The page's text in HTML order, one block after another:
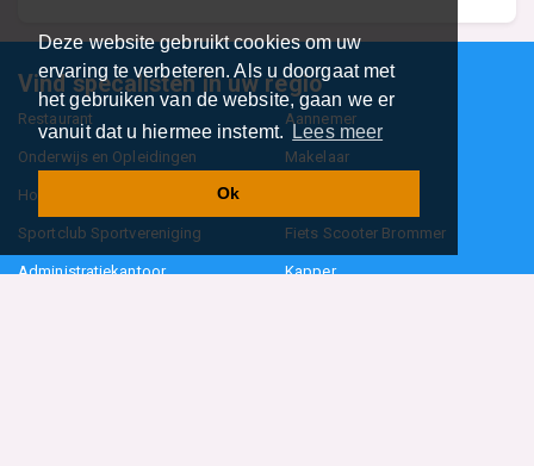
Deze website gebruikt cookies om uw
ervaring te verbeteren. Als u doorgaat met
het gebruiken van de website, gaan we er
vanuit dat u hiermee instemt.
Lees meer
Ok
Vind specalisten in uw regio
Restaurant Aannemer
Onderwijs en Opleidingen Makelaar
Hovenier
Sportclub Sportvereniging Fiets Scooter Brommer
Administratiekantoor Kapper